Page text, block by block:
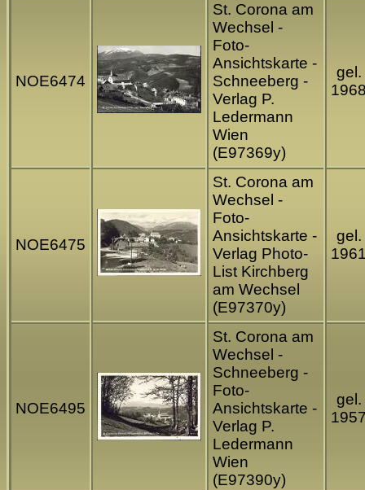
NOE6474
St. Corona am
Wechsel -
Foto-
Ansichtskarte -
Schneeberg -
Verlag P.
Ledermann
Wien
(E97369y)
gel.
NOE6475
St. Corona am
Wechsel -
Foto-
Ansichtskarte -
Verlag Photo-
List Kirchberg
am Wechsel
(E97370y)
gel.
NOE6495
St. Corona am
Wechsel -
Schneeberg -
Foto-
Ansichtskarte -
Verlag P.
Ledermann
Wien
(E97390y)
gel.